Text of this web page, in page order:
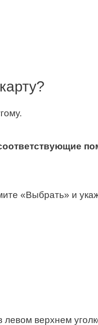
«Выбрать» и
верхнем